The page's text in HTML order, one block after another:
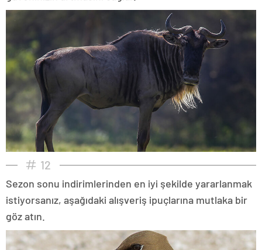
12
Sezon sonu indirimlerinden en iyi şekilde yararlanmak
istiyorsanız, aşağıdaki alışveriş ipuçlarına mutlaka bir
göz atın.